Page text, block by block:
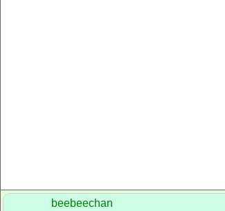
beebeechan